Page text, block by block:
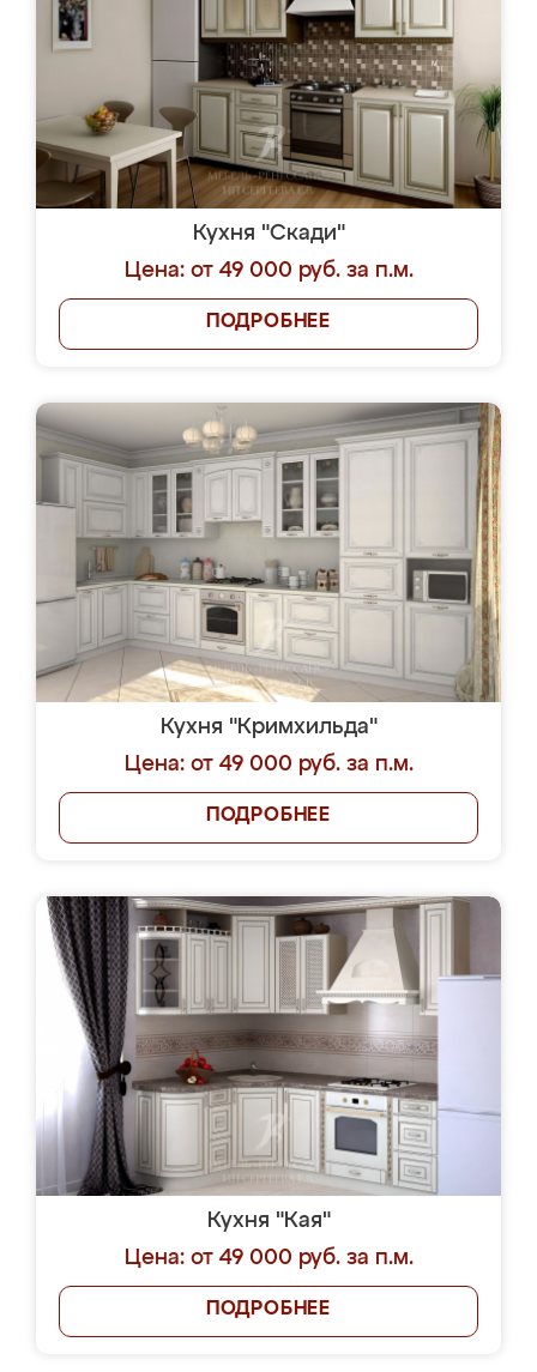
Кухня "Скади"
Цена: от 49 000 руб. за п.м.
ПОДРОБНЕЕ
Кухня "Кримхильда"
Цена: от 49 000 руб. за п.м.
ПОДРОБНЕЕ
Кухня "Кая"
Цена: от 49 000 руб. за п.м.
ПОДРОБНЕЕ